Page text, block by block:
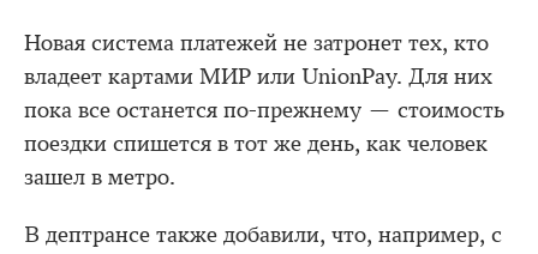
Новая система платежей не затронет тех, кто
владеет картами МИР или UnionPay. Для них
пока все останется по-прежнему — стоимость
поездки спишется в тот же день, как человек
зашел в метро.
В дептрансе также добавили, что, например, с